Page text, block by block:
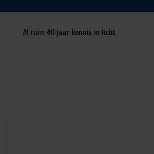
Al ruim 40 jaar kennis in licht